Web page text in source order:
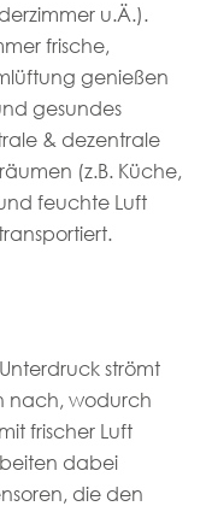
u.Ä.).
frische,
genießen
gesundes
& dezentrale
(z.B. Küche,
feuchte Luft
strömt
nach, wodurch
frischer Luft
dabei
die den